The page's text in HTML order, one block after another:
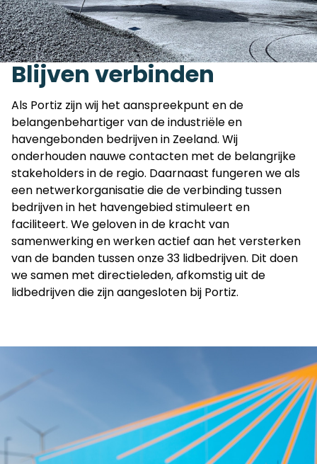
Blijven verbinden
Als Portiz zijn wij het aanspreekpunt en de
belangenbehartiger van de industriële en
havengebonden bedrijven in Zeeland. Wij
onderhouden nauwe contacten met de belangrijke
stakeholders in de regio. Daarnaast fungeren we als
een netwerkorganisatie die de verbinding tussen
bedrijven in het havengebied stimuleert en
faciliteert. We geloven in de kracht van
samenwerking en werken actief aan het versterken
van de banden tussen onze 33 lidbedrijven. Dit doen
we samen met directieleden, afkomstig uit de
lidbedrijven die zijn aangesloten bij Portiz.